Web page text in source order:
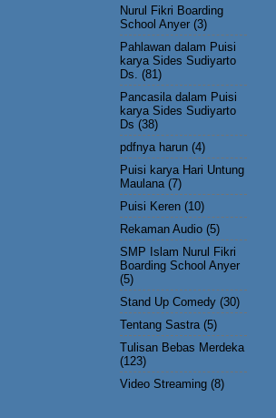
Nurul Fikri Boarding
School Anyer (3)
Pahlawan dalam Puisi
karya Sides Sudiyarto
Ds. (81)
Pancasila dalam Puisi
karya Sides Sudiyarto
Ds (38)
pdfnya harun (4)
Puisi karya Hari Untung
Maulana (7)
Puisi Keren (10)
Rekaman Audio (5)
SMP Islam Nurul Fikri
Boarding School Anyer
(5)
Stand Up Comedy (30)
Tentang Sastra (5)
Tulisan Bebas Merdeka
(123)
Video Streaming (8)